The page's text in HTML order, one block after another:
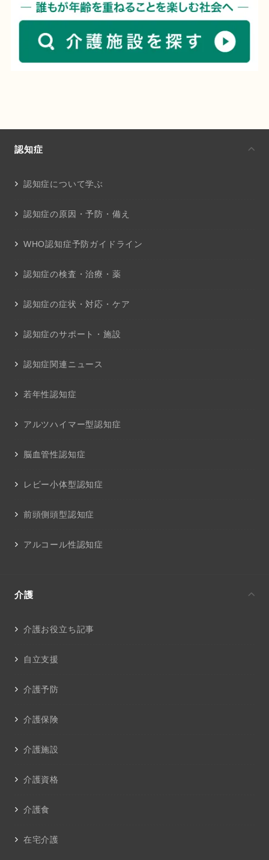
認知症
認知症について学ぶ
認知症の原因・予防・備え
WHO認知症予防ガイドライン
認知症の検査・治療・薬
認知症の症状・対応・ケア
認知症のサポート・施設
認知症関連ニュース
若年性認知症
アルツハイマー型認知症
脳血管性認知症
レビー小体型認知症
前頭側頭型認知症
アルコール性認知症
介護
介護お役立ち記事
自立支援
介護予防
介護保険
介護施設
介護資格
介護食
在宅介護